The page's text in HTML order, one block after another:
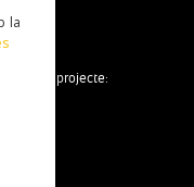
part del projecte:
la